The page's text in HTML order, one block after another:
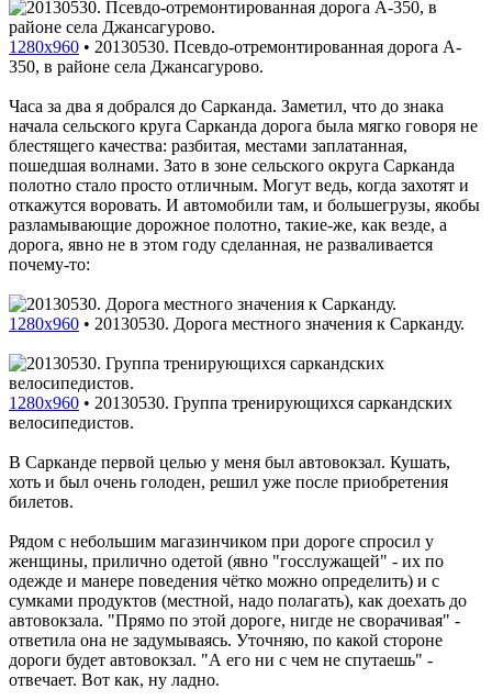
1280x960 • 20130530. Псевдо-отремонтированная дорога A-
350, в районе села Джансагурово.
Часа за два я добрался до Сарканда. Заметил, что до знака
начала сельского круга Сарканда дорога была мягко говоря не
блестящего качества: разбитая, местами заплатанная,
пошедшая волнами. Зато в зоне сельского округа Сарканда
полотно стало просто отличным. Могут ведь, когда захотят и
откажутся воровать. И автомобили там, и большегрузы, якобы
разламывающие дорожное полотно, такие-же, как везде, а
дорога, явно не в этом году сделанная, не разваливается
почему-то:
1280x960 • 20130530. Дорога местного значения к Сарканду.
1280x960 • 20130530. Группа тренирующихся саркандских
велосипедистов.
В Сарканде первой целью у меня был автовокзал. Кушать,
хоть и был очень голоден, решил уже после приобретения
билетов.
Рядом с небольшим магазинчиком при дороге спросил у
женщины, прилично одетой (явно "госслужащей" - их по
одежде и манере поведения чётко можно определить) и с
сумками продуктов (местной, надо полагать), как доехать до
автовокзала. "Прямо по этой дороге, нигде не сворачивая" -
ответила она не задумываясь. Уточняю, по какой стороне
дороги будет автовокзал. "А его ни с чем не спутаешь" -
отвечает. Вот как, ну ладно.